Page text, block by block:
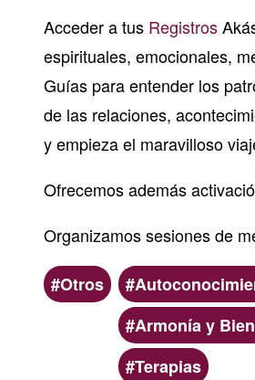
Acceder a tus Registros
espirituales, emocionales,
Guías para entender los
de las relaciones,
y empieza el maravilloso
Ofrecemos además
Organizamos sesiones de
Ámbito
Otros Categoria
Armonía y
Terapias